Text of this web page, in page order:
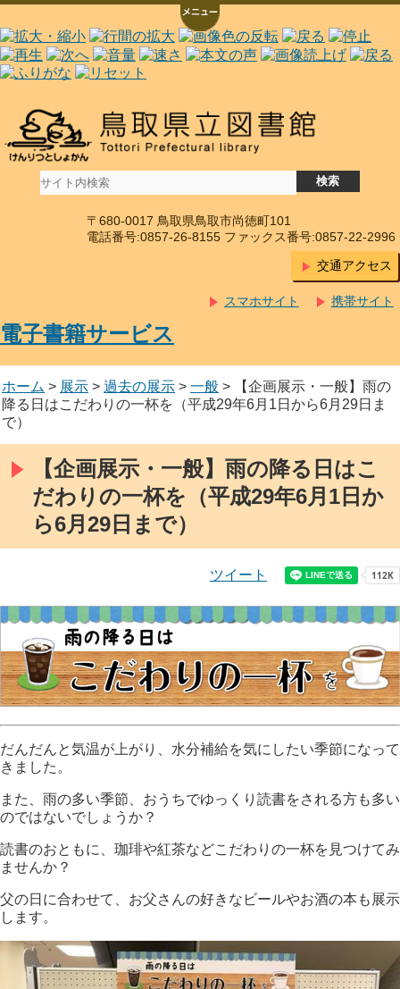
〒680-0017 鳥取県鳥取市尚徳町101
電話番号:0857-26-8155 ファックス番号:0857-22-2996
交通アクセス
携帯サイト
スマホサイト
電子書籍サービス
ホーム > 展示 > 過去の展示 > 一般 > 【企画展示・一般】雨の
降る日はこだわりの一杯を（平成29年6月1日から6月29日ま
で）
【企画展示・一般】雨の降る日はこ
だわりの一杯を（平成29年6月1日か
ら6月29日まで）
ツイート
だんだんと気温が上がり、水分補給を気にしたい季節になって
きました。
また、雨の多い季節、おうちでゆっくり読書をされる方も多い
のではないでしょうか？
読書のおともに、珈琲や紅茶などこだわりの一杯を見つけてみ
ませんか？
父の日に合わせて、お父さんの好きなビールやお酒の本も展示
します。